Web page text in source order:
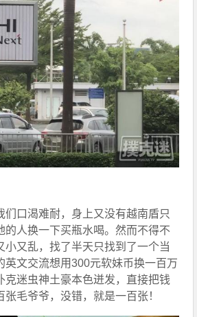
们口渴难耐，身上又没有越南盾只
的人换一下买瓶水喝。然而不得不
小又乱，找了半天只找到了一个当
英文交流想用300元软妹币换一百万
克迷虫神土豪本色迸发，直接把钱
毛爷爷，没错，就是一百张！